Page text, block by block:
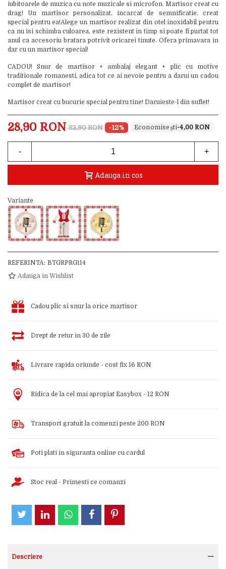
iubitoarele de muzica cu note muzicale si microfon. Martisor creat cu
drag! Un martisor personalizat, incarcat de semnificatie, creat
special pentru ea!Alege un martisor realizat din otel inoxidabil pentru
ca nu isi schimba culoarea, este rezistent in timp si poate fi purtat tot
anul ca accesoriu bratara potrivit oricarei tinute. Ofera primavara in
dar cu un martisor special!
CADOU! Snur de martisor + ambalaj elegant + plic cu motive
traditionale romanesti, adica tot ce ai nevoie pentru a darui un cadou
complet de martisor!
Martisor creat cu bucurie special pentru tine! Daruieste-l din suflet!
28,90 RON 32,90 RON -12% -4,00 RON
- +
Adauga in cos
Variante
REFERINTA: BTGRPRG114
Adauga in Wishlist
Cadou plic si snur la orice martisor
Drept de retur in 30 de zile
Livrare rapida oriunde - cost fix 16 RON
Ridica de la cel mai apropiat Easybox - 12 RON
Transport gratuit la comenzi peste 200 RON
Poti plati in siguranta online cu cardul
Stoc real - Primesti ce comanzi
Descriere